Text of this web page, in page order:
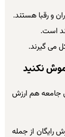
و رقبا هستند.
است.
می گیرند.
جامعه هم ارزش
رایگان از جمله